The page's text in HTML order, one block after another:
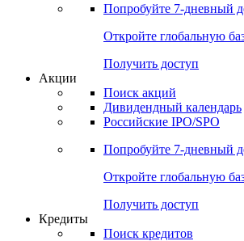
Попробуйте 7-дневный
Откройте глобальную
Получить доступ
Акции
Поиск акций
Дивидендный календарь
Российские IPO/SPO
Попробуйте 7-дневный
Откройте глобальную
Получить доступ
Кредиты
Поиск кредитов